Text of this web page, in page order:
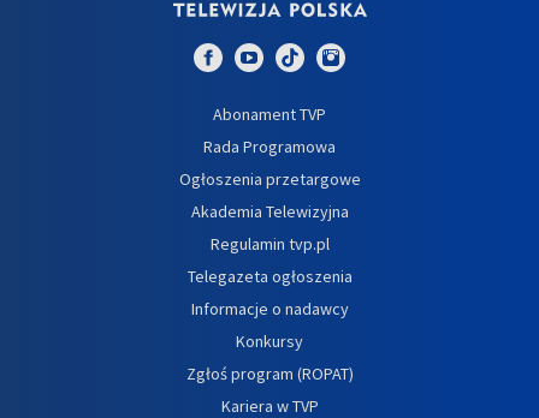
Abonament TVP
Rada Programowa
Ogłoszenia przetargowe
Akademia Telewizyjna
Regulamin tvp.pl
Telegazeta ogłoszenia
Informacje o nadawcy
Konkursy
Zgłoś program (ROPAT)
Kariera w TVP